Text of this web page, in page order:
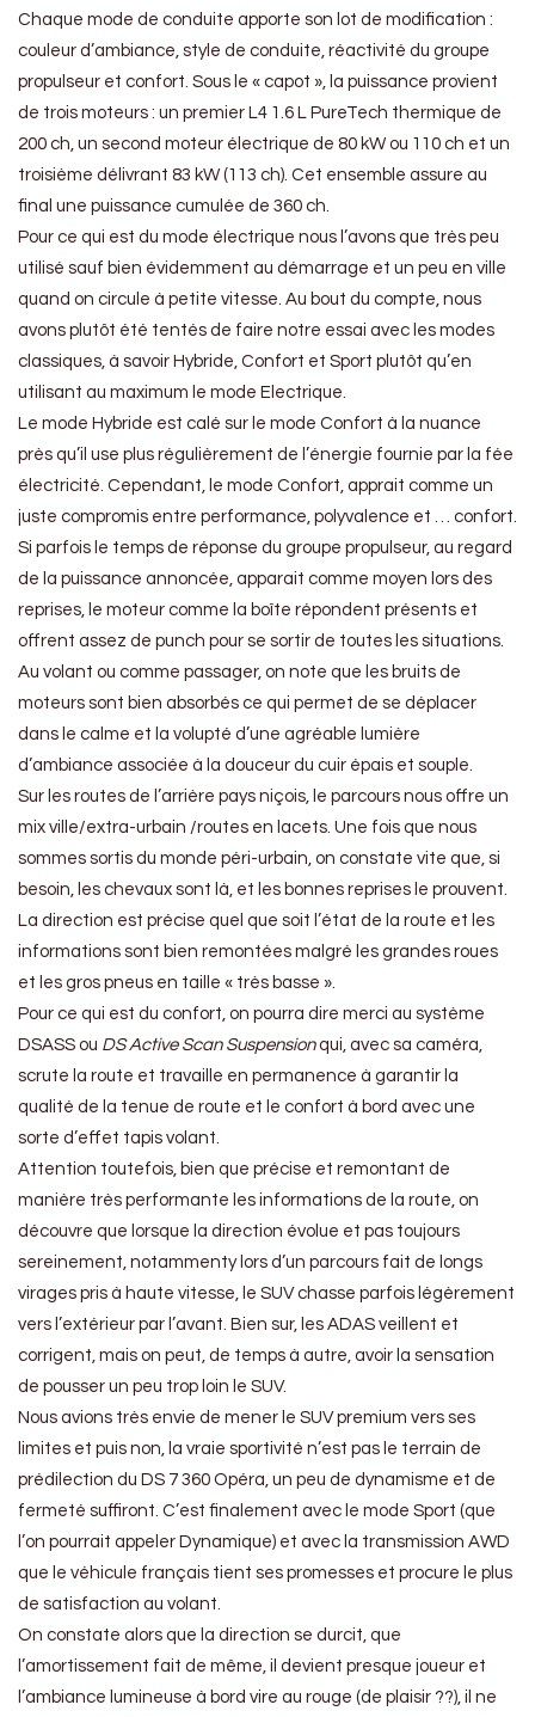
Chaque mode de conduite apporte son lot de modification :
couleur d’ambiance, style de conduite, réactivité du groupe
propulseur et confort. Sous le « capot », la puissance provient
de trois moteurs : un premier L4 1.6 L PureTech thermique de
200 ch, un second moteur électrique de 80 kW ou 110 ch et un
troisième délivrant 83 kW (113 ch). Cet ensemble assure au
final une puissance cumulée de 360 ch.
Pour ce qui est du mode électrique nous l’avons que très peu
utilisé sauf bien évidemment au démarrage et un peu en ville
quand on circule à petite vitesse. Au bout du compte, nous
avons plutôt été tentés de faire notre essai avec les modes
classiques, à savoir Hybride, Confort et Sport plutôt qu’en
utilisant au maximum le mode Electrique.
Le mode Hybride est calé sur le mode Confort à la nuance
près qu’il use plus régulièrement de l’énergie fournie par la fée
électricité. Cependant, le mode Confort, apprait comme un
juste compromis entre performance, polyvalence et … confort.
Si parfois le temps de réponse du groupe propulseur, au regard
de la puissance annoncée, apparait comme moyen lors des
reprises, le moteur comme la boîte répondent présents et
offrent assez de punch pour se sortir de toutes les situations.
Au volant ou comme passager, on note que les bruits de
moteurs sont bien absorbés ce qui permet de se déplacer
dans le calme et la volupté d’une agréable lumière
d’ambiance associée à la douceur du cuir épais et souple.
Sur les routes de l’arrière pays niçois, le parcours nous offre un
mix ville/extra-urbain /routes en lacets. Une fois que nous
sommes sortis du monde péri-urbain, on constate vite que, si
besoin, les chevaux sont là, et les bonnes reprises le prouvent.
La direction est précise quel que soit l’état de la route et les
informations sont bien remontées malgré les grandes roues
et les gros pneus en taille « très basse ».
Pour ce qui est du confort, on pourra dire merci au système
DSASS ou DS Active Scan Suspensionqui, avec sa caméra,
scrute la route et travaille en permanence à garantir la
qualité de la tenue de route et le confort à bord avec une
sorte d’effet tapis volant.
Attention toutefois, bien que précise et remontant de
manière très performante les informations de la route, on
découvre que lorsque la direction évolue et pas toujours
sereinement, notammenty lors d’un parcours fait de longs
virages pris à haute vitesse, le SUV chasse parfois légèrement
vers l’extérieur par l’avant. Bien sur, les ADAS veillent et
corrigent, mais on peut, de temps à autre, avoir la sensation
de pousser un peu trop loin le SUV.
Nous avions très envie de mener le SUV premium vers ses
limites et puis non, la vraie sportivité n’est pas le terrain de
prédilection du DS 7 360 Opéra, un peu de dynamisme et de
fermeté suffiront. C’est finalement avec le mode Sport (que
l’on pourrait appeler Dynamique) et avec la transmission AWD
que le véhicule français tient ses promesses et procure le plus
de satisfaction au volant.
On constate alors que la direction se durcit, que
l’amortissement fait de même, il devient presque joueur et
l’ambiance lumineuse à bord vire au rouge (de plaisir ??), il ne